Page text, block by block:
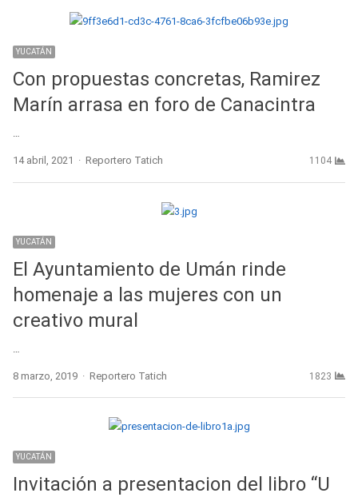
YUCATÁN
Con propuestas concretas, Ramirez
Marín arrasa en foro de Canacintra
14 abril, 2021 Author
Reportero Tatich 1104
YUCATÁN
El Ayuntamiento de Umán rinde
homenaje a las mujeres con un
creativo mural
8 marzo, 2019 Author
Reportero Tatich 1823
YUCATÁN
Invitación a presentacion del libro “U